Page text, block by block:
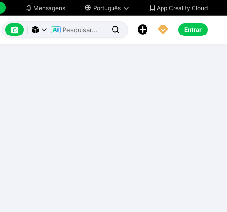
 Mensagens  Português   App Creality Cloud
      Entrar